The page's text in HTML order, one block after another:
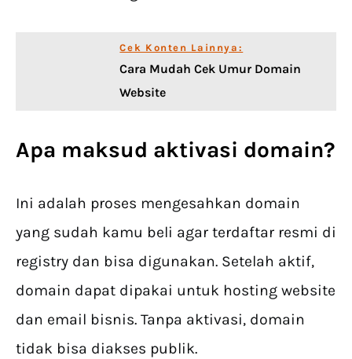
Cek Konten Lainnya:
Cara Mudah Cek Umur Domain
Website
Apa maksud aktivasi domain?
Ini adalah proses mengesahkan domain
yang sudah kamu beli agar terdaftar resmi di
registry dan bisa digunakan. Setelah aktif,
domain dapat dipakai untuk hosting website
dan email bisnis. Tanpa aktivasi, domain
tidak bisa diakses publik.